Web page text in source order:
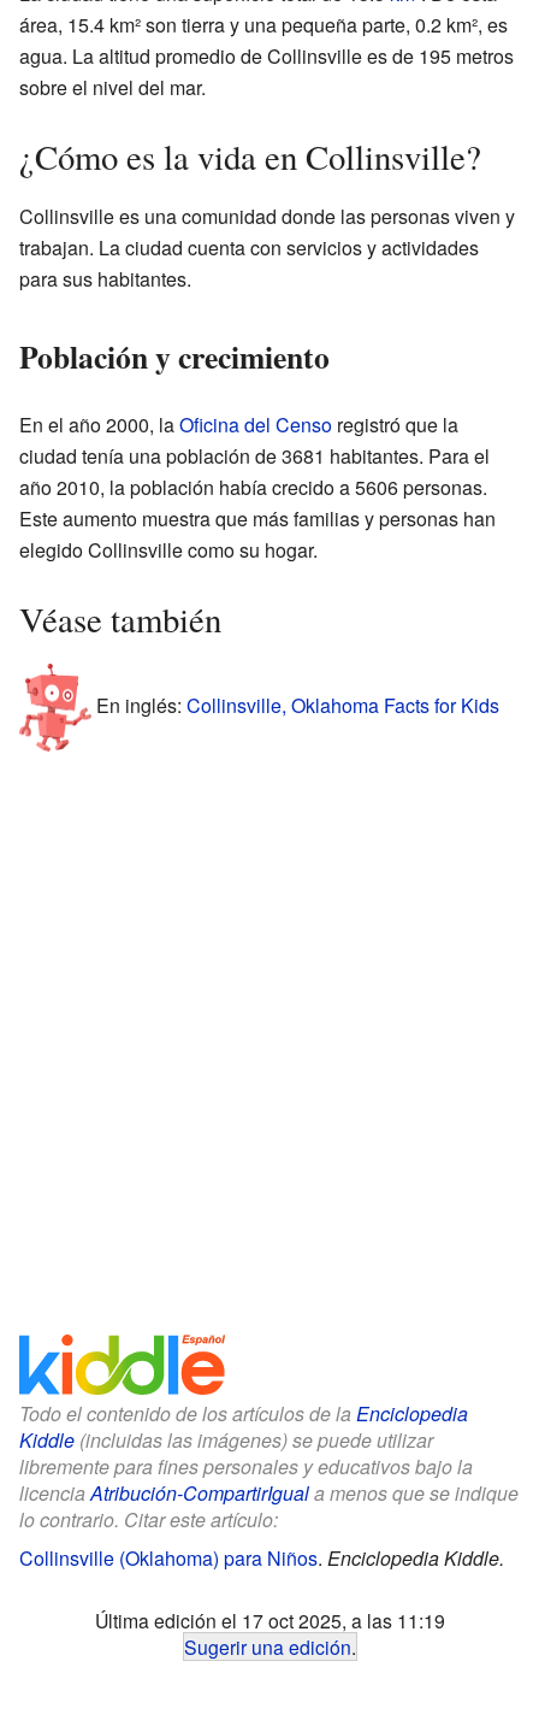
área, 15.4 km² son tierra y una pequeña parte, 0.2 km², es
agua. La altitud promedio de Collinsville es de 195 metros
sobre el nivel del mar.
¿Cómo es la vida en Collinsville?
Collinsville es una comunidad donde las personas viven y
trabajan. La ciudad cuenta con servicios y actividades
para sus habitantes.
Población y crecimiento
En el año 2000, laOficina del Censo registró que la
ciudad tenía una población de 3681 habitantes. Para el
año 2010, la población había crecido a 5606 personas.
Este aumento muestra que más familias y personas han
elegido Collinsville como su hogar.
Véase también
En inglés: Collinsville, Oklahoma Facts for Kids
Todo el contenido de los artículos de la Enciclopedia
Kiddle (incluidas las imágenes) se puede utilizar
libremente para fines personales y educativos bajo la
licenciaAtribución-CompartirIguala menos que se indique
lo contrario. Citar este artículo:
Collinsville (Oklahoma) para Niños. Enciclopedia Kiddle.
Última edición el 17 oct 2025, a las 11:19
Sugerir una edición.